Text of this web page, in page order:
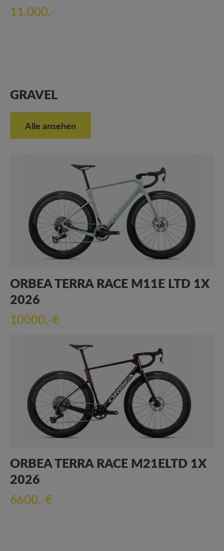
11.000,-
GRAVEL
Alle ansehen
ORBEA TERRA RACE M11E LTD 1X
2026
10000,-€
ORBEA TERRA RACE M21ELTD 1X
2026
6600,-€